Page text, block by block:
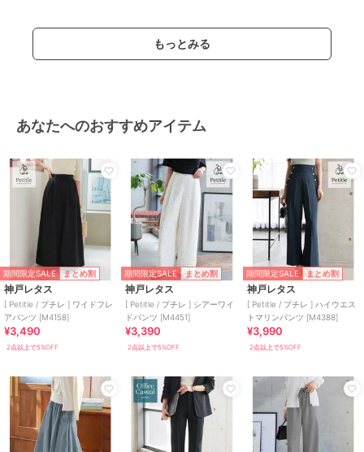
もっとみる
あなたへのおすすめアイテム
期間限定SALE まとめ割
神戸レタス
[ Petitle / プチレ ] ワイドフレ
アパンツ [M4158]
¥3,490
2点以上で5%OFF
期間限定SALE まとめ割
神戸レタス
[ Petitle / プチレ ] シアーワイ
ドパンツ [M4451]
¥3,390
2点以上で5%OFF
期間限定SALE まとめ割
神戸レタス
[ Petitle / プチレ ] ハイウエス
トマリンパンツ [M4388]
¥3,990
2点以上で5%OFF